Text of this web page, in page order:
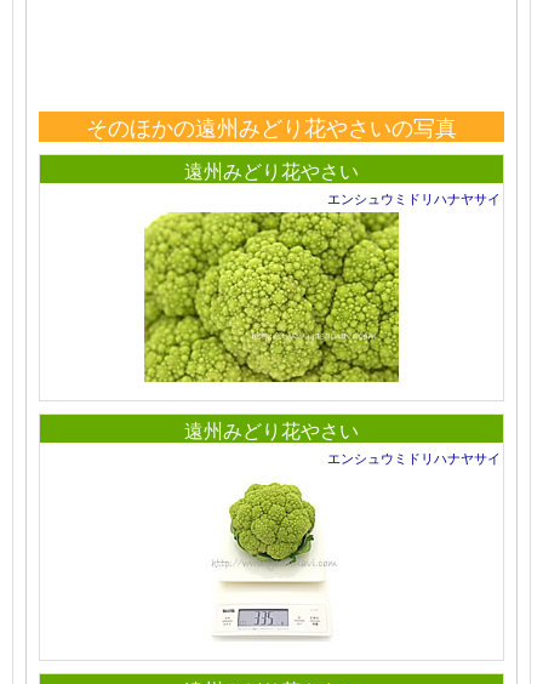
そのほかの遠州みどり花やさいの写真
遠州みどり花やさい
エンシュウミドリハナヤサイ
遠州みどり花やさい
エンシュウミドリハナヤサイ